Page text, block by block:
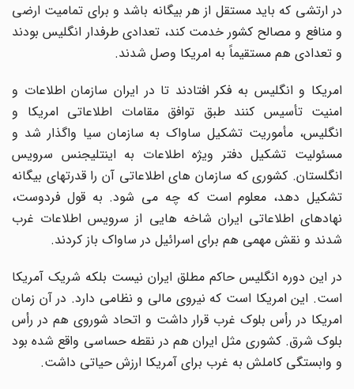
در ارتشی که باید مستقل از هر بیگانه باشد و برای تمامیت ارضی
و منافع و مصالح کشور خدمت کند، تعدادی طرفدار انگلیس بودند
و تعدادی هم مستقیماً به امریکا وصل شدند.
امریکا و انگلیس به فکر افتادند تا در ایران سازمان اطلاعات و
امنیت تأسیس کنند طبق توافق مقامات اطلاعاتی امریکا و
انگلیس، مأموریت تشکیل ساواک به سازمان سیا واگذار شد و
مسئولیت تشکیل دفتر ویژه اطلاعات به اینتلیجنس سرویس
انگلستان. کشوری که سازمان های اطلاعاتی آن را قدرتهای بیگانه
تشکیل دهد، معلوم است که چه می شود. به قول فردوست،
نهادهای اطلاعاتی ایران شاخه هایی از سرویس اطلاعات غرب
شدند و نقش مهمی هم برای اسرائیل در ساواک باز کردند.
در این دوره انگلیس حاکم مطلق ایران نیست بلکه شریک آمریکا
است. این امریکا است که نیروی مالی و نظامی دارد. در آن زمان
امریکا در رأس بلوک غرب قرار داشت و اتحاد شوروی هم در رأس
بلوک شرق. کشوری مثل ایران هم در نقطه حساسی واقع شده بود
و وابستگی کاملش به غرب برای آمریکا ارزش حیاتی داشت.